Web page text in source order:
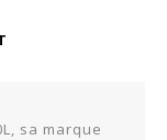
sa marque